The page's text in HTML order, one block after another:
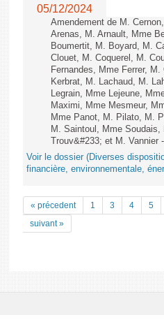
05/12/2024
Amendement de M.
Arenas, M. Arnault, Mme
Boumertit, M. Boyard, M.
Clouet, M. Coquerel, M.
Fernandes, Mme Ferrer,
Kerbrat, M. Lachaud, M.
Legrain, Mme Lejeune,
Maximi, Mme Mesmeur,
Mme Panot, M. Pilato, M.
M. Saintoul, Mme
Trouv&#233; et M. Vannier
Voir le dossier (Diverses
financière, environnementale,
« précedent 1 3 4 5
suivant »